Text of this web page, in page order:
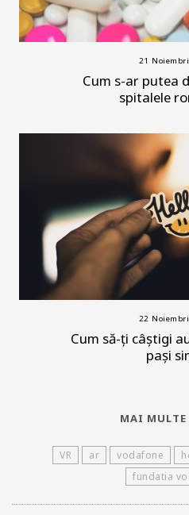
21
Cum s-ar putea
spitalele
22
Cum să-ți câștigi
pași
MAI MULTE
VR ar vodafone
fundatia